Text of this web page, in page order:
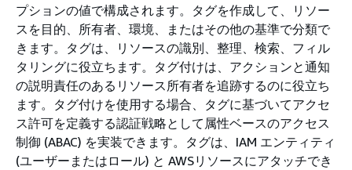
プションの値で構成されます。タグを作成して、リソー
スを目的、所有者、環境、またはその他の基準で分類で
きます。タグは、リソースの識別、整理、検索、フィル
タリングに役立ちます。タグ付けは、アクションと通知
の説明責任のあるリソース所有者を追跡するのに役立ち
ます。タグ付けを使用する場合、タグに基づいてアクセ
ス許可を定義する認証戦略として属性ベースのアクセス
制御 (ABAC) を実装できます。タグは、IAM エンティティ
(ユーザーまたはロール) と AWSリソースにアタッチでき